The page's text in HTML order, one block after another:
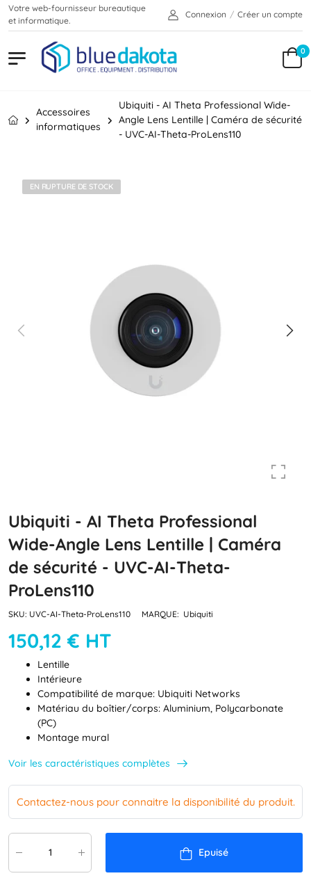
Votre web-fournisseur bureautique
et informatique.
Connexion / Créer un compte
0
Accessoires
informatiques
Ubiquiti - AI Theta Professional Wide-
Angle Lens Lentille | Caméra de sécurité
- UVC-AI-Theta-ProLens110
EN RUPTURE DE STOCK
Ubiquiti - AI Theta Professional
Wide-Angle Lens Lentille | Caméra
de sécurité - UVC-AI-Theta-
ProLens110
SKU: UVC-AI-Theta-ProLens110 MARQUE: Ubiquiti
150,12 € HT
Lentille
Intérieure
Compatibilité de marque: Ubiquiti Networks
Matériau du boîtier/corps: Aluminium, Polycarbonate
(PC)
Montage mural
Voir les caractéristiques complètes
Contactez-nous pour connaitre la disponibilité du produit.
Epuisé